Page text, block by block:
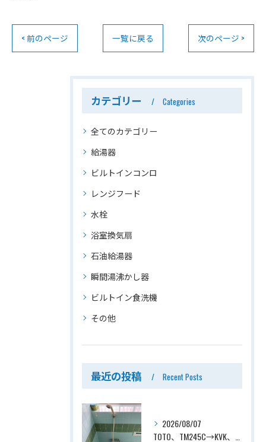
< 前のページ 一覧に戻る 次のページ >
カテゴリー Categories
全てのカテゴリー
給湯器
ビルトインコンロ
レンジフード
水栓
浴室換気扇
石油給湯器
瞬間湯沸かし器
ビルトイン食洗機
その他
最近の投稿 Recent Posts
2026/08/07